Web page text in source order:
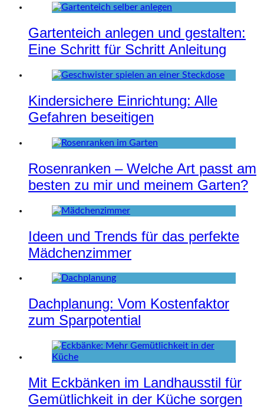
Gartenteich anlegen und gestalten:
Eine Schritt für Schritt Anleitung
Kindersichere Einrichtung: Alle
Gefahren beseitigen
Rosenranken – Welche Art passt am
besten zu mir und meinem Garten?
Ideen und Trends für das perfekte
Mädchenzimmer
Dachplanung: Vom Kostenfaktor
zum Sparpotential
Mit Eckbänken im Landhausstil für
Gemütlichkeit in der Küche sorgen